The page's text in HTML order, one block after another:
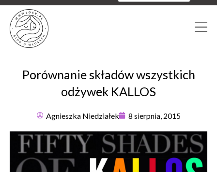
Porównanie składów wszystkich
odżywek KALLOS
Agnieszka Niedziałek 8 sierpnia, 2015